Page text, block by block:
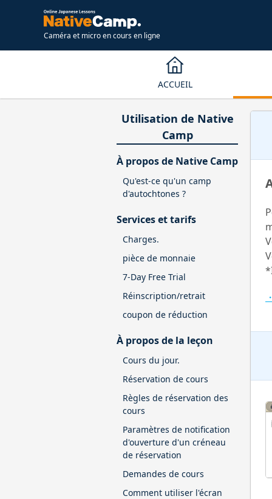
Caméra et micro en cours en ligne
ACCUEIL
Utilisation de Native
Camp
À propos de Native Camp
Qu'est-ce qu'un camp
d'autochtones ?
Services et tarifs
Charges.
pièce de monnaie
7-Day Free Trial
Réinscription/retrait
coupon de réduction
À propos de la leçon
Cours du jour.
Réservation de cours
Règles de réservation des
cours
Paramètres de notification
d'ouverture d'un créneau
de réservation
Demandes de cours
Comment utiliser l'écran